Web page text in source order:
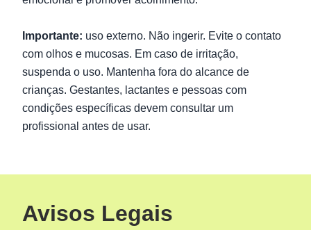
Importante: uso externo. Não ingerir. Evite o contato
com olhos e mucosas. Em caso de irritação,
suspenda o uso. Mantenha fora do alcance de
crianças. Gestantes, lactantes e pessoas com
condições específicas devem consultar um
profissional antes de usar.
Avisos Legais